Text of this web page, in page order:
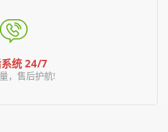
统 24/7
，售后护航!